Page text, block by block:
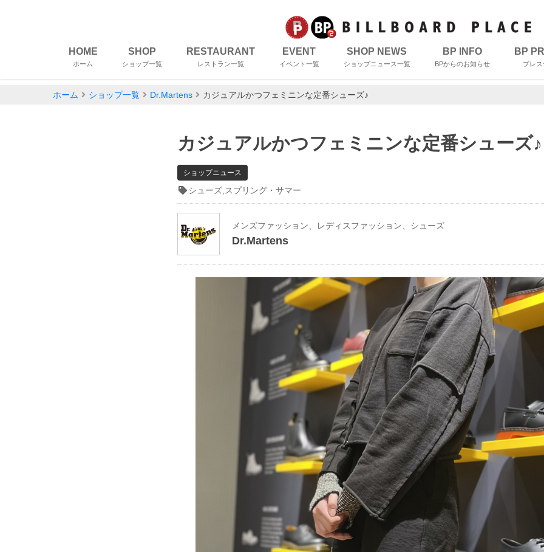
HOME
ホーム
SHOP
ショップ一覧
RESTAURANT
レストラン一覧
EVENT
イベント一覧
SHOP NEWS
ショップニュース一覧
BP INFO
BPからのお知らせ
BP
プレ
ホーム ショップ一覧 Dr.Martens カジュアルかつフェミニンな定番シューズ♪
カジュアルかつフェミニンな定番シューズ♪
ショップニュース
シューズ,スプリング・サマー
メンズファッション、レディスファッション、シューズ
Dr.Martens